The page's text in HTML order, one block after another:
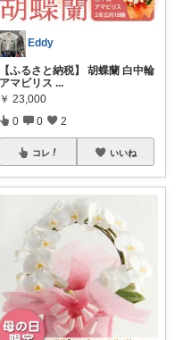
Eddy
【ふるさと納税】 胡蝶蘭 白中輪
アマビリス ...
￥ 23,000
0 0 2
コレ いいね